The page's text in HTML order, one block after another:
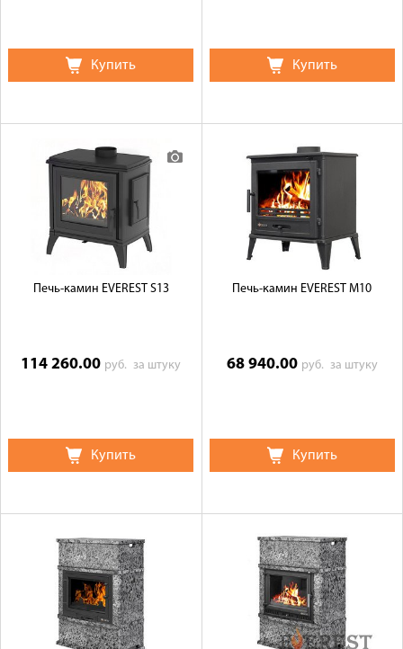
Купить Купить
Печь-камин EVEREST S13
114 260.00 руб.за штуку
Купить
Печь-камин EVEREST M10
68 940.00 руб. за штуку
Купить